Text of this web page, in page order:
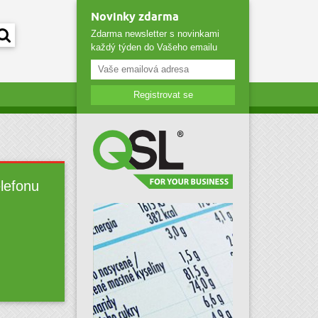
Novinky zdarma
Zdarma newsletter s novinkami
každý týden do Vašeho emailu
Registrovat se